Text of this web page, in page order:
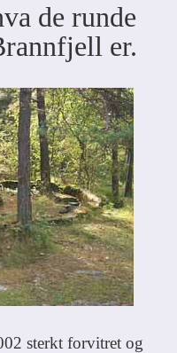
de runde
er.
sterkt forvitret og